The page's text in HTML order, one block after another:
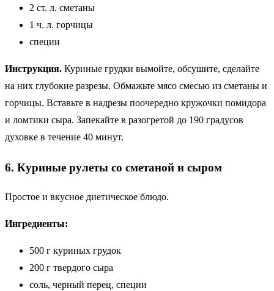
2 ст. л. сметаны
1 ч. л. горчицы
специи
Инструкция. Куриные грудки вымойте, обсушите, сделайте
на них глубокие разрезы. Обмажьте мясо смесью из сметаны и
горчицы. Вставьте в надрезы поочередно кружочки помидора
и ломтики сыра. Запекайте в разогретой до 190 градусов
духовке в течение 40 минут.
6. Куриные рулеты со сметаной и сыром
Простое и вкусное диетическое блюдо.
Ингредиенты:
500 г куриных грудок
200 г твердого сыра
соль, черный перец, специи